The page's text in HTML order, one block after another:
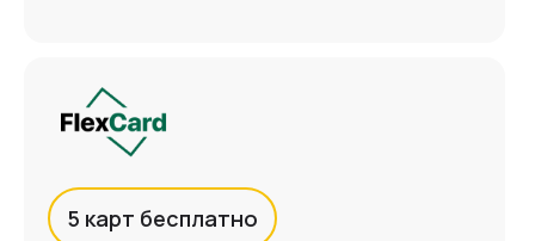
5 карт бесплатно